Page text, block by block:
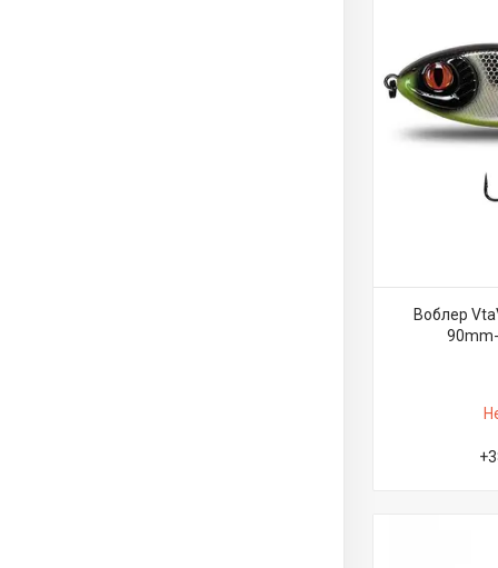
Воблер